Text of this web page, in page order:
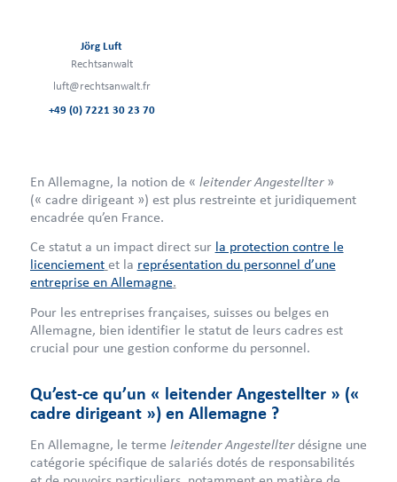
Jörg Luft
Rechtsanwalt
luft@rechtsanwalt.fr
+49 (0) 7221 30 23 70
En Allemagne, la notion de « leitender Angestellter»
(« cadre dirigeant ») est plus restreinte et juridiquement
encadrée qu’en France.
Ce statut a un impact direct sur la protection contre le
licenciement et la représentation du personnel d’une
entreprise en Allemagne.
Pour les entreprises françaises, suisses ou belges en
Allemagne, bien identifier le statut de leurs cadres est
crucial pour une gestion conforme du personnel.
Qu’est-ce qu’un « leitender Angestellter » («
cadre dirigeant ») en Allemagne ?
En Allemagne, le terme leitender Angestellterdésigne une
catégorie spécifique de salariés dotés de responsabilités